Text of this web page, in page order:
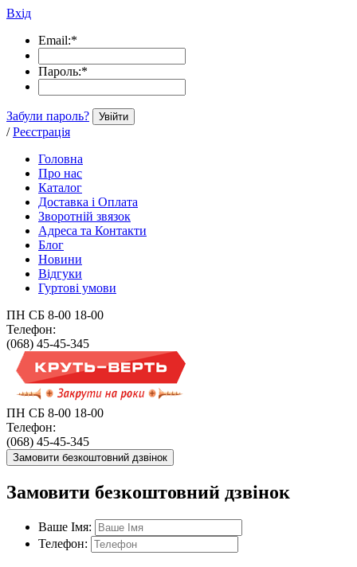
Вхід
Email:*
Пароль:*
Забули пароль? Увійти
/ Реєстрація
Головна
Про нас
Каталог
Доставка і Оплата
Зворотній звязок
Адреса та Контакти
Блог
Новини
Відгуки
Гуртові умови
ПН СБ 8-00 18-00
Телефон:
(068) 45-45-345
ПН СБ 8-00 18-00
Телефон:
(068) 45-45-345
Замовити безкоштовний дзвінок
Замовити безкоштовний дзвінок
Ваше Імя:
Телефон: